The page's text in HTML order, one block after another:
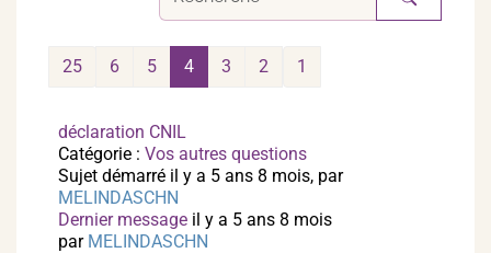
1
2
3
4
5
6
25
déclaration CNIL
Catégorie : Vos autres questions
Sujet démarré il y a 5 ans 8 mois, par
MELINDASCHN
Dernier message il y a 5 ans 8 mois
par MELINDASCHN